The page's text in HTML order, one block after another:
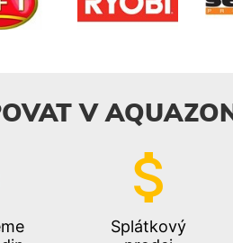
V
Splátkový